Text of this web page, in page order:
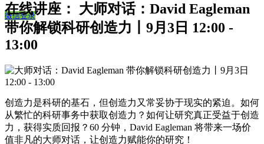
微信登录
在线讲座： 大师对话：David Eagleman
带你解锁科研创造力丨9月3日 12:00 -
13:00
创造力是科研的基石，但创造力又常妥协于现实的紧迫。如何
从繁忙的科研事务中获取创造力？如何让研究真正受益于创造
力，获得实质回报？60 分钟，David Eagleman 将带来一场价
值非凡的大师对话，让创造力赋能你的研究！